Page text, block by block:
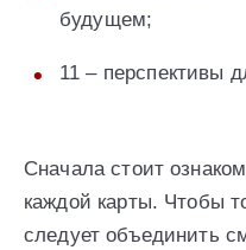
будущем;
11 – перспективы
Сначала стоит
каждой карты. Чтобы
следует объединить